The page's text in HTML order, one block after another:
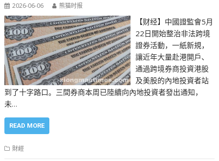
2026-06-06 熊猫时报
【财经】中國證監會5月
22日開始整治非法跨境
證券活動，一紙新規，
讓近年大量赴港開戶、
通過跨境券商投資港股
及美股的內地投資者站
到了十字路口。三間券商本周已陸續向內地投資者發出通知，
未…
READ MORE
財經